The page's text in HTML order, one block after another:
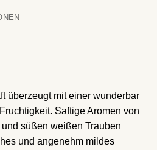
überzeugt mit einer wunderbar
Saftige Aromen von
süßen weißen Trauben
und angenehm mildes